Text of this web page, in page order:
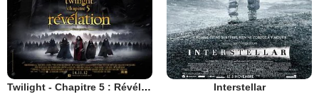
Twilight - Chapitre 5 : Révélation 2e partie Interstellar